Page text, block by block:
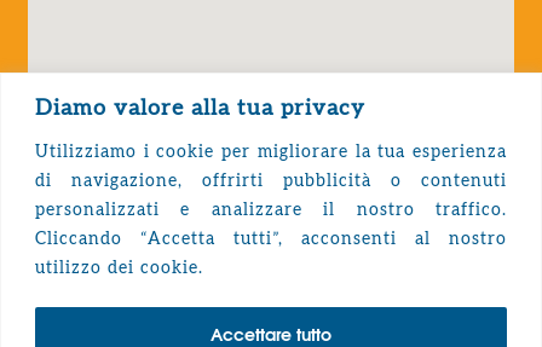
Diamo valore alla tua privacy
Utilizziamo i cookie per migliorare la tua esperienza
di navigazione, offrirti pubblicità o contenuti
personalizzati e analizzare il nostro traffico.
Cliccando “Accetta tutti”, acconsenti al nostro
utilizzo dei cookie.
Accettare tutto
Privacy Policy